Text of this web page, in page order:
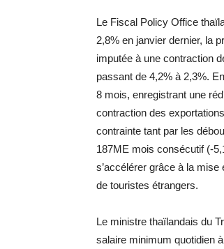
Le Fiscal Policy Office
2,8% en janvier dernier, la
imputée à une contraction
passant de 4,2% à 2,3%.
8 mois, enregistrant une
contraction des
contrainte tant par les
187ME mois consécutif (-
s’accélérer grâce à la mise
de touristes étrangers.
Le ministre thaïlandais du
salaire minimum quotidien